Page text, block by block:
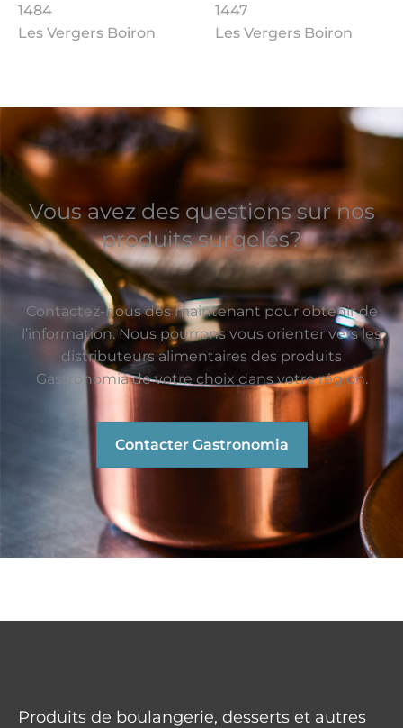
1484
Les Vergers Boiron
1447
Les Vergers Boiron
Vous avez des questions sur nos
produits surgelés?
Contactez-nous dès maintenant pour obtenir de
l’information. Nous pourrons vous orienter vers les
distributeurs alimentaires des produits
Gastronomia de votre choix dans votre région.
Contacter Gastronomia
Produits de boulangerie, desserts et autres